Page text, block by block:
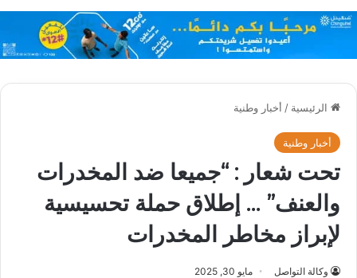
الرئيسية / أخبار وطنية
أخبار وطنية
تحت شعار : “جميعا ضد المخدرات
والعنف” … إطلاق حملة تحسيسية
لإبراز مخاطر المخدرات
وكالة التواصل مايو 30, 2025